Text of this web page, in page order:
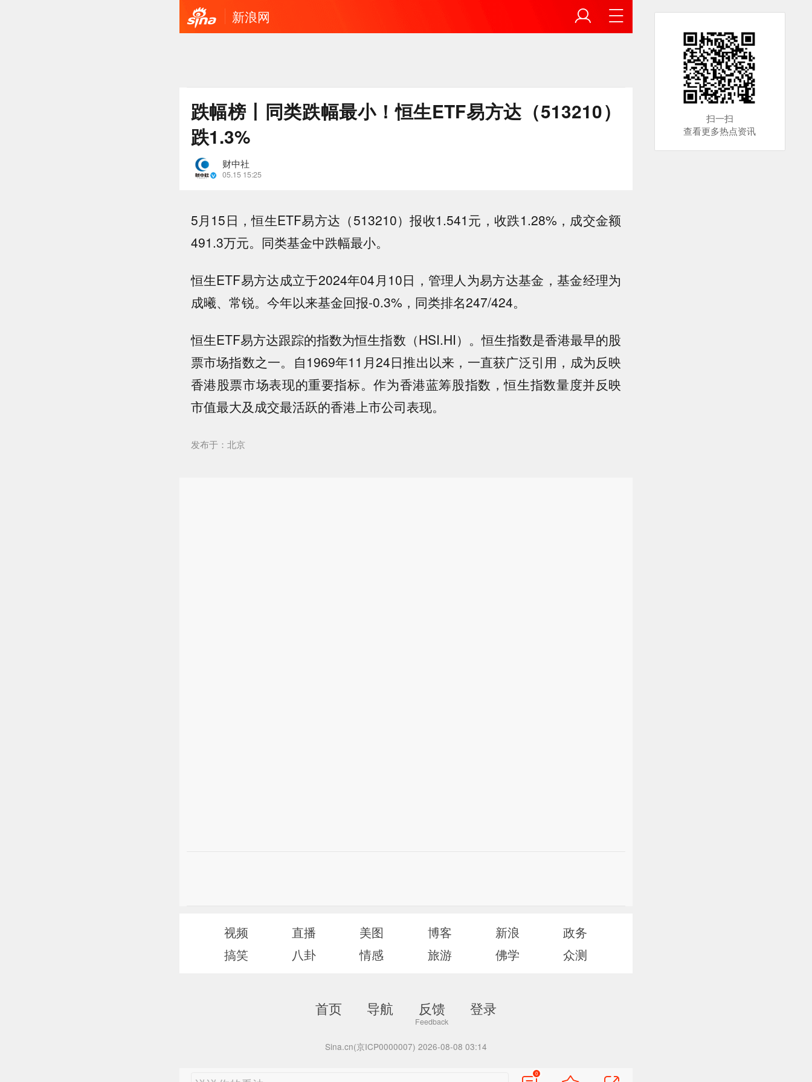
新浪网
跌幅榜丨同类跌幅最小！恒生ETF易方达（513210）
跌1.3%
财中社
05.15 15:25
5月15日，恒生ETF易方达（513210）报收1.541元，收跌1.28%，成交金额
491.3万元。同类基金中跌幅最小。
恒生ETF易方达成立于2024年04月10日，管理人为易方达基金，基金经理为
成曦、常锐。今年以来基金回报-0.3%，同类排名247/424。
恒生ETF易方达跟踪的指数为恒生指数（HSI.HI）。恒生指数是香港最早的股
票市场指数之一。自1969年11月24日推出以来，一直获广泛引用，成为反映
香港股票市场表现的重要指标。作为香港蓝筹股指数，恒生指数量度并反映
市值最大及成交最活跃的香港上市公司表现。
发布于：北京
视频 直播 美图 博客 新浪
政务
搞笑
八卦 情感 旅游 佛学 众测
首页 导航 反馈 登录
Sina.cn(京ICP0000007) 2026-08-08 03:14
扫一扫
查看更多热点资讯
0